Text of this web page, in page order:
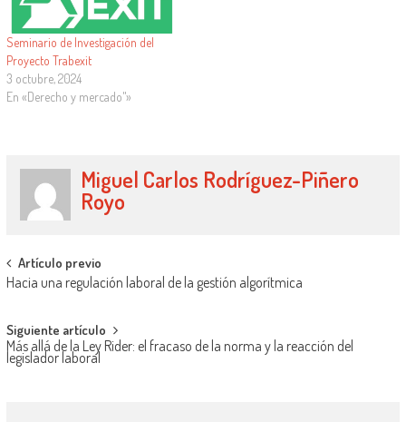
Seminario de Investigación del
Proyecto Trabexit
3 octubre, 2024
En «Derecho y mercado"»
Miguel Carlos Rodríguez-Piñero
Royo
Artículo previo
Hacia una regulación laboral de la gestión algorítmica
Siguiente artículo
Más allá de la Ley Rider: el fracaso de la norma y la reacción del
legislador laboral